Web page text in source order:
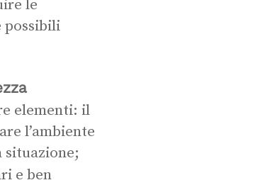
le
possibili
elementi: il
l’ambiente
e ben